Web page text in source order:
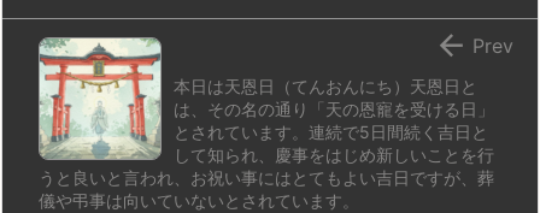
本日は天恩日（てんおんにち）天恩日と
は、その名の通り「天の恩寵を受ける日」
とされています。連続で5日間続く吉日と
して知られ、慶事をはじめ新しいことを行
うと良いと言われ、お祝い事にはとてもよい吉日ですが、葬
儀や弔事は向いていないとされています。
 Prev